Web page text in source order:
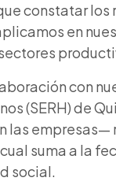
constatar los
en
con
(SERH) de
las
suma a la
social.